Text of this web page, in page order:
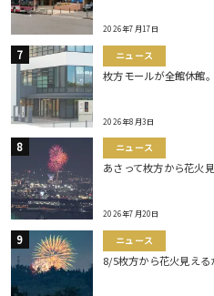
2026年7月17日
ニュース
枚方モールが全館休館
2026年8月3日
ニュース
あさって枚方から花火
2026年7月20日
ニュース
8/5枚方から花火見える